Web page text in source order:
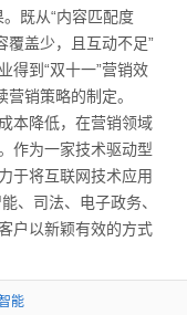
。既从“内容匹配度
覆盖少，且互动不足”
得到“双十一”营销效
销策略的制定。
本降低，在营销领域
作为一家技术驱动型
于将互联网技术应用
、司法、电子政务、
户以新颖有效的方式
能